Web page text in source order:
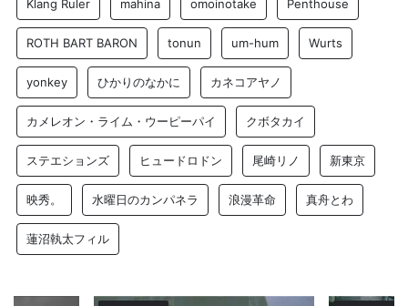
Klang Ruler mahina omoinotake Penthouse
ROTH BART BARON tonun um-hum Wurts
yonkey ひかりのなかに カネコアヤノ
カメレオン・ライム・ウーピーパイ クボタカイ
ステエションズ ヒュードロドン 尾崎リノ 新東京
映秀。 水曜日のカンパネラ 浪漫革命 真舟とわ
蓮沼執太フィル